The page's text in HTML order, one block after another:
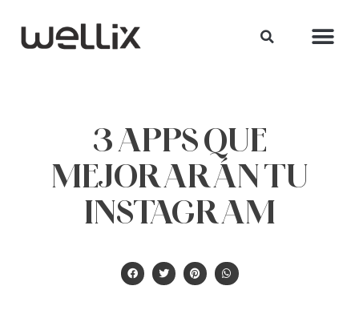
3 APPS QUE
MEJORARÁN TU
INSTAGRAM